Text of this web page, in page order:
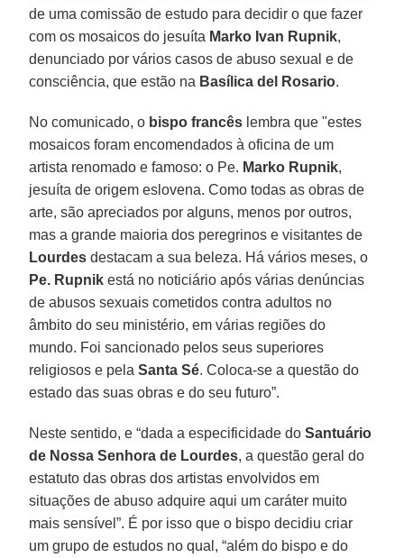
de uma comissão de estudo para decidir o que fazer
com os mosaicos do jesuíta Marko Ivan Rupnik,
denunciado por vários casos de abuso sexual e de
consciência, que estão na Basílica del Rosario.
No comunicado, o bispo francês lembra que "estes
mosaicos foram encomendados à oficina de um
artista renomado e famoso: o Pe. Marko Rupnik,
jesuíta de origem eslovena. Como todas as obras de
arte, são apreciados por alguns, menos por outros,
mas a grande maioria dos peregrinos e visitantes de
Lourdes destacam a sua beleza. Há vários meses, o
Pe. Rupnik está no noticiário após várias denúncias
de abusos sexuais cometidos contra adultos no
âmbito do seu ministério, em várias regiões do
mundo. Foi sancionado pelos seus superiores
religiosos e pelaSanta Sé. Coloca-se a questão do
estado das suas obras e do seu futuro”.
Neste sentido, e “dada a especificidade doSantuário
de Nossa Senhora de Lourdes, a questão geral do
estatuto das obras dos artistas envolvidos em
situações de abuso adquire aqui um caráter muito
mais sensível”. É por isso que o bispo decidiu criar
um grupo de estudos no qual, “além do bispo e do